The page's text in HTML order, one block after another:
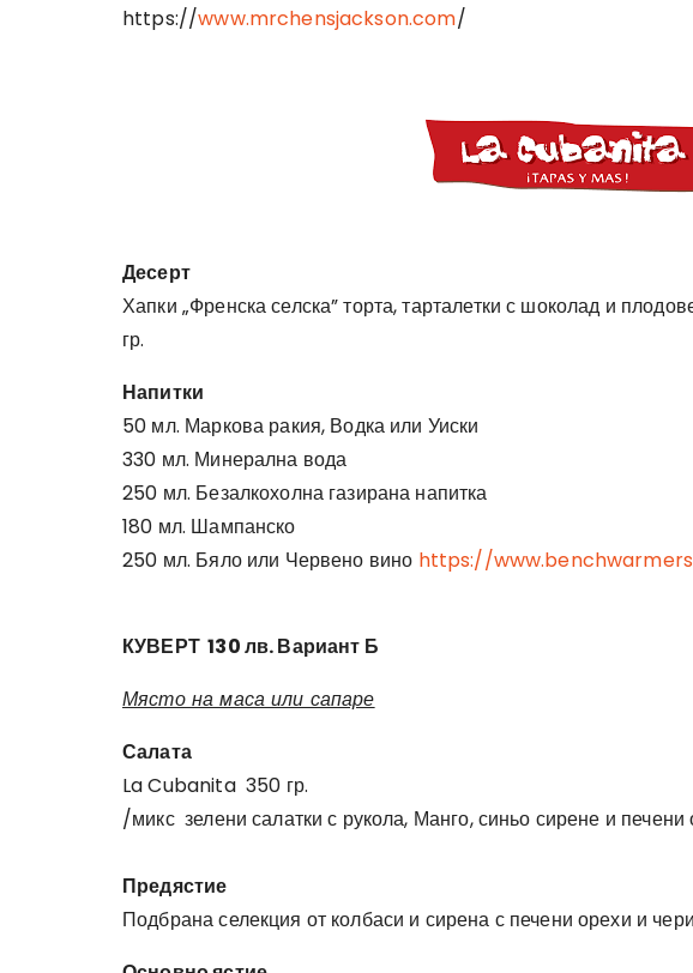
https://www.mrchensjackson.com/
Десерт
Хапки „Френска селска” торта, тарталетки с шоколад и
гр.
Напитки
50 мл. Маркова ракия, Водка или Уиски
330 мл. Минерална вода
250 мл. Безалкохолна газирана напитка
180 мл. Шампанско
250 мл. Бяло или Червено вино https://
КУВЕРТ 130 лв. Вариант Б
Място на маса или сапаре
Салата
La Cubanita 350 гр.
/микс зелени салатки с рукола, Манго, синьо сирене и
Предястие
Подбрана селекция от колбаси и сирена с печени орехи и